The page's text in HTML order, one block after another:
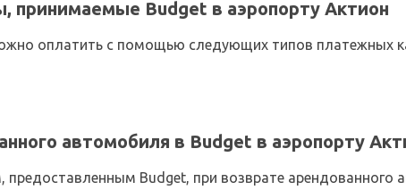
принимаемые Budget в аэропорту Актион
оплатить с помощью следующих типов платежных
автомобиля в Budget в аэропорту
предоставленным Budget, при возврате арендованного